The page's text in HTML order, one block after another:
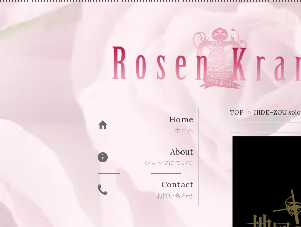
TOP > HIDE-ZOU solo
Home
ホーム
About
ショップについて
Contact
お問い合わせ